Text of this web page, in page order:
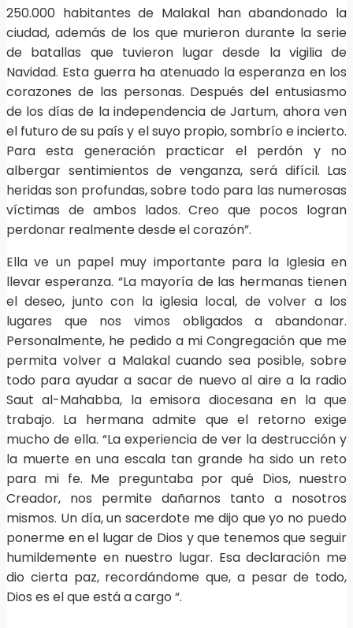
250.000 habitantes de Malakal han abandonado la
ciudad, además de los que murieron durante la serie
de batallas que tuvieron lugar desde la vigilia de
Navidad. Esta guerra ha atenuado la esperanza en los
corazones de las personas. Después del entusiasmo
de los días de la independencia de Jartum, ahora ven
el futuro de su país y el suyo propio, sombrío e incierto.
Para esta generación practicar el perdón y no
albergar sentimientos de venganza, será difícil. Las
heridas son profundas, sobre todo para las numerosas
víctimas de ambos lados. Creo que pocos logran
perdonar realmente desde el corazón”.
Ella ve un papel muy importante para la Iglesia en
llevar esperanza. “La mayoría de las hermanas tienen
el deseo, junto con la iglesia local, de volver a los
lugares que nos vimos obligados a abandonar.
Personalmente, he pedido a mi Congregación que me
permita volver a Malakal cuando sea posible, sobre
todo para ayudar a sacar de nuevo al aire a la radio
Saut al-Mahabba, la emisora diocesana en la que
trabajo. La hermana admite que el retorno exige
mucho de ella. “La experiencia de ver la destrucción y
la muerte en una escala tan grande ha sido un reto
para mi fe. Me preguntaba por qué Dios, nuestro
Creador, nos permite dañarnos tanto a nosotros
mismos. Un día, un sacerdote me dijo que yo no puedo
ponerme en el lugar de Dios y que tenemos que seguir
humildemente en nuestro lugar. Esa declaración me
dio cierta paz, recordándome que, a pesar de todo,
Dios es el que está a cargo “.